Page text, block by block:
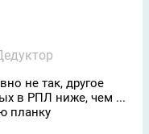
не так, другое
в РПЛ ниже, чем ...
планку